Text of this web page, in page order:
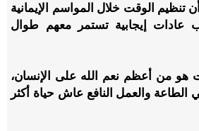
تنظيم الوقت خلال المواسم الإيمانية
عادات إيجابية تستمر معهم طوال
هو من أعظم نعم الله على الإنسان،
والعمل النافع عاش حياة أكثر